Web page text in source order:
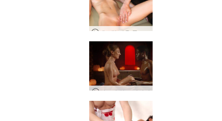
에로틱 아웃 콜 마사지
탄트라 경로 마사지